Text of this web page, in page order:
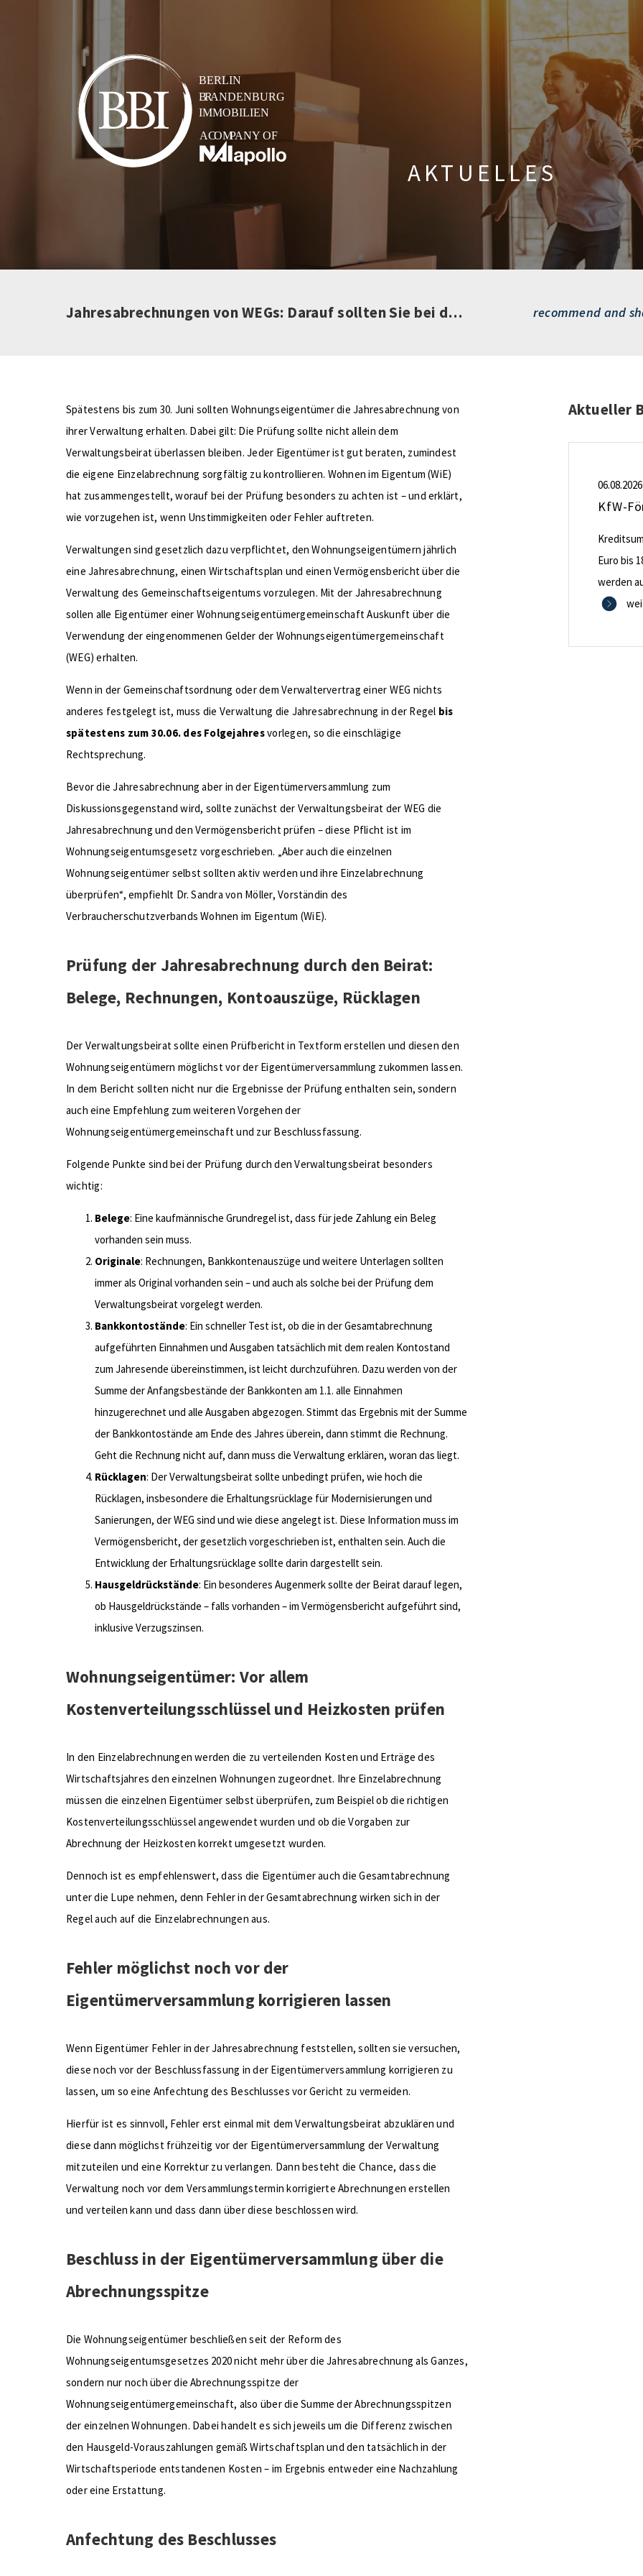
AKTUELLES
Jahresabrechnungen von WEGs: Darauf sollten Sie bei der Prüfung achten recommend and
Spätestens bis zum 30. Juni sollten Wohnungseigentümer die Jahresabrechnung von
ihrer Verwaltung erhalten. Dabei gilt: Die Prüfung sollte nicht allein dem
Verwaltungsbeirat überlassen bleiben. Jeder Eigentümer ist gut beraten, zumindest
die eigene Einzelabrechnung sorgfältig zu kontrollieren. Wohnen im Eigentum (WiE)
hat zusammengestellt, worauf bei der Prüfung besonders zu achten ist – und erklärt,
wie vorzugehen ist, wenn Unstimmigkeiten oder Fehler auftreten.
Verwaltungen sind gesetzlich dazu verpflichtet, den Wohnungseigentümern jährlich
eine Jahresabrechnung, einen Wirtschaftsplan und einen Vermögensbericht über die
Verwaltung des Gemeinschaftseigentums vorzulegen. Mit der Jahresabrechnung
sollen alle Eigentümer einer Wohnungseigentümergemeinschaft Auskunft über die
Verwendung der eingenommenen Gelder der Wohnungseigentümergemeinschaft
(WEG) erhalten.
Wenn in der Gemeinschaftsordnung oder dem Verwaltervertrag einer WEG nichts
anderes festgelegt ist, muss die Verwaltung die Jahresabrechnung in der Regel bis
spätestens zum 30.06. des Folgejahresvorlegen, so die einschlägige
Rechtsprechung.
Bevor die Jahresabrechnung aber in der Eigentümerversammlung zum
Diskussionsgegenstand wird, sollte zunächst der Verwaltungsbeirat der WEG die
Jahresabrechnung und den Vermögensbericht prüfen – diese Pflicht ist im
Wohnungseigentumsgesetz vorgeschrieben. „Aber auch die einzelnen
Wohnungseigentümer selbst sollten aktiv werden und ihre Einzelabrechnung
überprüfen“, empfiehlt Dr. Sandra von Möller, Vorständin des
Verbraucherschutzverbands Wohnen im Eigentum (WiE).
Prüfung der Jahresabrechnung durch den Beirat:
Belege, Rechnungen, Kontoauszüge, Rücklagen
Der Verwaltungsbeirat sollte einen Prüfbericht in Textform erstellen und diesen den
Wohnungseigentümern möglichst vor der Eigentümerversammlung zukommen lassen.
In dem Bericht sollten nicht nur die Ergebnisse der Prüfung enthalten sein, sondern
auch eine Empfehlung zum weiteren Vorgehen der
Wohnungseigentümergemeinschaft und zur Beschlussfassung.
Folgende Punkte sind bei der Prüfung durch den Verwaltungsbeirat besonders
wichtig:
Belege: Eine kaufmännische Grundregel ist, dass für jede Zahlung ein Beleg
vorhanden sein muss.
Originale: Rechnungen, Bankkontenauszüge und weitere Unterlagen sollten
immer als Original vorhanden sein – und auch als solche bei der Prüfung dem
Verwaltungsbeirat vorgelegt werden.
Bankkontostände: Ein schneller Test ist, ob die in der Gesamtabrechnung
aufgeführten Einnahmen und Ausgaben tatsächlich mit dem realen Kontostand
zum Jahresende übereinstimmen, ist leicht durchzuführen. Dazu werden von der
Summe der Anfangsbestände der Bankkonten am 1.1. alle Einnahmen
hinzugerechnet und alle Ausgaben abgezogen. Stimmt das Ergebnis mit der Summe
der Bankkontostände am Ende des Jahres überein, dann stimmt die Rechnung.
Geht die Rechnung nicht auf, dann muss die Verwaltung erklären, woran das liegt.
Rücklagen: Der Verwaltungsbeirat sollte unbedingt prüfen, wie hoch die
Rücklagen, insbesondere die Erhaltungsrücklage für Modernisierungen und
Sanierungen, der WEG sind und wie diese angelegt ist. Diese Information muss im
Vermögensbericht, der gesetzlich vorgeschrieben ist, enthalten sein. Auch die
Entwicklung der Erhaltungsrücklage sollte darin dargestellt sein.
Hausgeldrückstände: Ein besonderes Augenmerk sollte der Beirat darauf legen,
ob Hausgeldrückstände – falls vorhanden – im Vermögensbericht aufgeführt sind,
inklusive Verzugszinsen.
Wohnungseigentümer: Vor allem
Kostenverteilungsschlüssel und Heizkosten prüfen
In den Einzelabrechnungen werden die zu verteilenden Kosten und Erträge des
Wirtschaftsjahres den einzelnen Wohnungen zugeordnet. Ihre Einzelabrechnung
müssen die einzelnen Eigentümer selbst überprüfen, zum Beispiel ob die richtigen
Kostenverteilungsschlüssel angewendet wurden und ob die Vorgaben zur
Abrechnung der Heizkosten korrekt umgesetzt wurden.
Dennoch ist es empfehlenswert, dass die Eigentümer auch die Gesamtabrechnung
unter die Lupe nehmen, denn Fehler in der Gesamtabrechnung wirken sich in der
Regel auch auf die Einzelabrechnungen aus.
Fehler möglichst noch vor der
Eigentümerversammlung korrigieren lassen
Wenn Eigentümer Fehler in der Jahresabrechnung feststellen, sollten sie versuchen,
diese noch vor der Beschlussfassung in der Eigentümerversammlung korrigieren zu
lassen, um so eine Anfechtung des Beschlusses vor Gericht zu vermeiden.
Hierfür ist es sinnvoll, Fehler erst einmal mit dem Verwaltungsbeirat abzuklären und
diese dann möglichst frühzeitig vor der Eigentümerversammlung der Verwaltung
mitzuteilen und eine Korrektur zu verlangen. Dann besteht die Chance, dass die
Verwaltung noch vor dem Versammlungstermin korrigierte Abrechnungen erstellen
und verteilen kann und dass dann über diese beschlossen wird.
Beschluss in der Eigentümerversammlung über die
Abrechnungsspitze
Die Wohnungseigentümer beschließen seit der Reform des
Wohnungseigentumsgesetzes 2020 nicht mehr über die Jahresabrechnung als Ganzes,
sondern nur noch über die Abrechnungsspitze der
Wohnungseigentümergemeinschaft, also über die Summe der Abrechnungsspitzen
der einzelnen Wohnungen. Dabei handelt es sich jeweils um die Differenz zwischen
den Hausgeld-Vorauszahlungen gemäß Wirtschaftsplan und den tatsächlich in der
Wirtschaftsperiode entstandenen Kosten – im Ergebnis entweder eine Nachzahlung
oder eine Erstattung.
Anfechtung des Beschlusses
Aktueller
06.08.2026
Euro bis
werden
0,53